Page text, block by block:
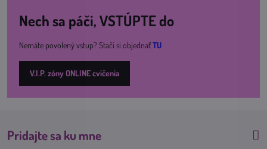
Nech sa páči, VSTÚPTE do
Nemáte povolený vstup? Stačí si objednaťTU
V.I.P. zóny ONLINE cvičenia
Pridajte sa ku mne